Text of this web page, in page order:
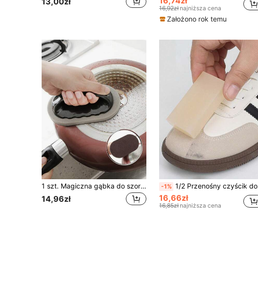
16,92zł najniższa cena
Założono rok temu
1 szt. Magiczna gąbka do szorowania, wielofunkcyjna szczotka do czyszczenia, odpowiednia do garnków, patelni, tarek, noży itp., wykonana z gąbki melaminowej, mocna szczotka do dezynfekcji
14,96zł
-1% 1/2 Przenośny czyścik do butów z zamszu, bezwodny, łatwy do przenoszenia, odpowiedni do czyszczenia sportowych butów z aksamitnej skóry i białych butów, czyszczenie na sucho, usuwanie plam, przyjazny w podróży, pielęgnacja butów, bez ścierania i zużycia
16,66zł
16,85zł najniższa cena